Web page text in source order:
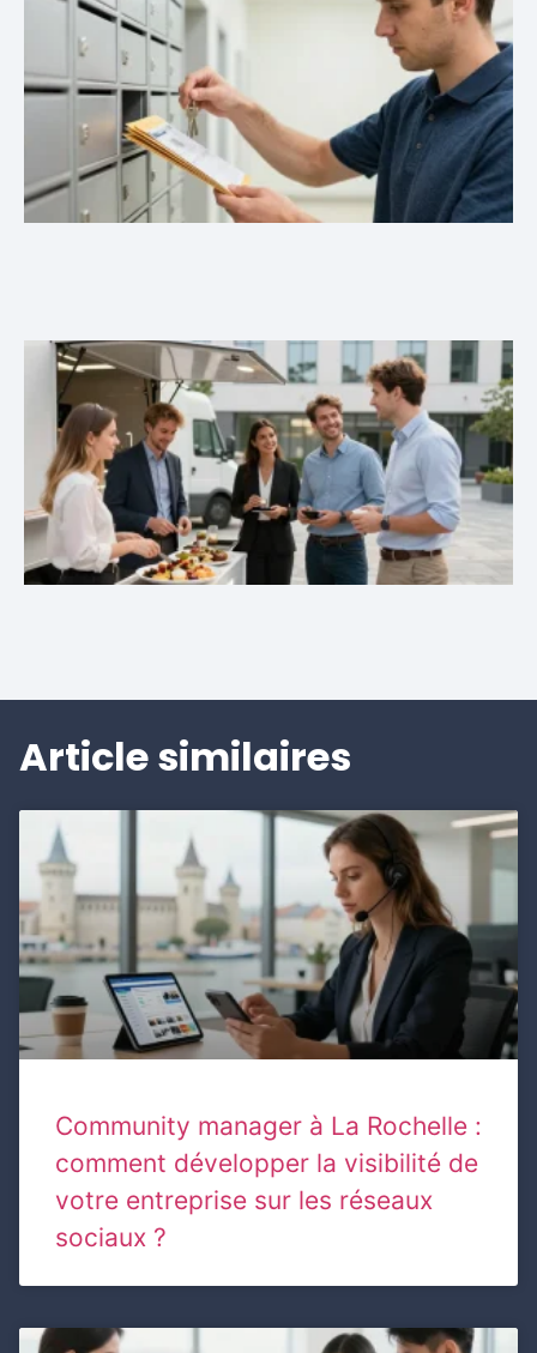
Article similaires
Community manager à La Rochelle :
comment développer la visibilité de
votre entreprise sur les réseaux
sociaux ?